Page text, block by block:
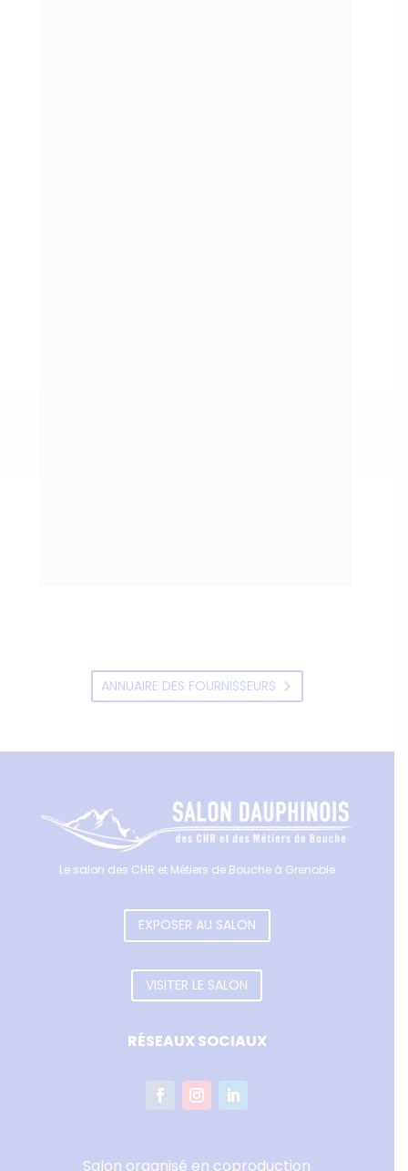
ANNUAIRE DES FOURNISSEURS
Le salon des CHR et Métiers de Bouche à Grenoble
EXPOSER AU SALON
VISITER LE SALON
RÉSEAUX SOCIAUX
Salon organisé en coproduction